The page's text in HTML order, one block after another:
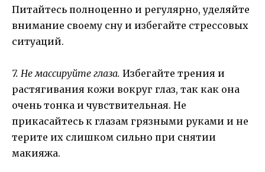
Питайтесь полноценно и регулярно, уделяйте
внимание своему сну и избегайте стрессовых
ситуаций.
7. Не массируйте глаза. Избегайте трения и
растягивания кожи вокруг глаз, так как она
очень тонка и чувствительная. Не
прикасайтесь к глазам грязными руками и не
терите их слишком сильно при снятии
макияжа.